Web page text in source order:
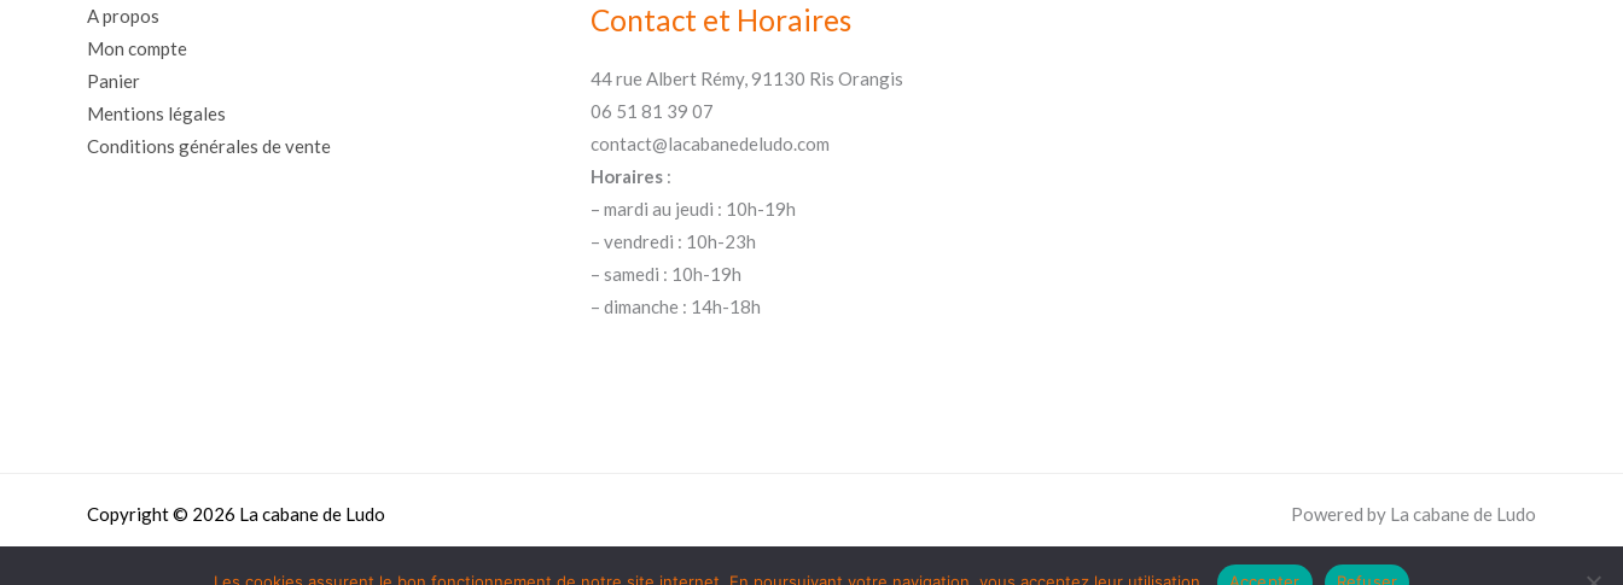
A propos
Mon compte
Panier
Mentions légales
Conditions générales de vente
Contact et Horaires
44 rue Albert Rémy, 91130 Ris Orangis
06 51 81 39 07
contact@lacabanedeludo.com
Horaires:
– mardi au jeudi : 10h-19h
– vendredi : 10h-23h
– samedi : 10h-19h
– dimanche : 14h-18h
Copyright © 2026 La cabane de Ludo Powered by La cabane de Ludo